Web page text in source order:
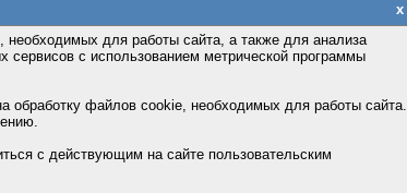
40,0 МБ. Картинки большего размера ужимаются, если возможно.
кликните картинку, чтобы загрузить другой вариант.
x
для работы сайта, а также для анализа
сервисов с использованием метрической программы
обработку файлов cookie, необходимых для работы сайта.
с действующим на сайте пользовательским